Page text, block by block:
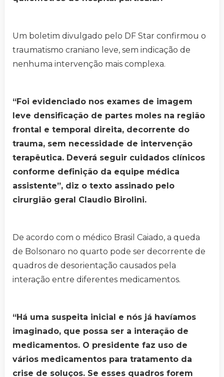
Um boletim divulgado pelo DF Star confirmou o
traumatismo craniano leve, sem indicação de
nenhuma intervenção mais complexa.
“Foi evidenciado nos exames de imagem
leve densificação de partes moles na região
frontal e temporal direita, decorrente do
trauma, sem necessidade de intervenção
terapêutica. Deverá seguir cuidados clínicos
conforme definição da equipe médica
assistente”, diz o texto assinado pelo
cirurgião geral Claudio Birolini.
De acordo com o médico Brasil Caiado, a queda
de Bolsonaro no quarto pode ser decorrente de
quadros de desorientação causados pela
interação entre diferentes medicamentos.
“Há uma suspeita inicial e nós já havíamos
imaginado, que possa ser a interação de
medicamentos. O presidente faz uso de
vários medicamentos para tratamento da
crise de soluços. Se esses quadros forem